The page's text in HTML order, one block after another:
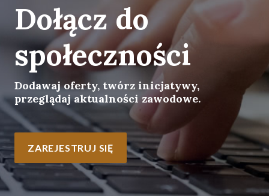
Dołącz do
społeczności
Dodawaj oferty, twórz inicjatywy,
przeglądaj aktualności zawodowe.
ZAREJESTRUJ SIĘ